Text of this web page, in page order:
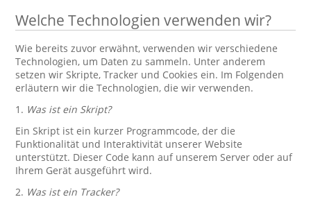
Welche Technologien verwenden wir?
Wie bereits zuvor erwähnt, verwenden wir verschiedene
Technologien, um Daten zu sammeln. Unter anderem
setzen wir Skripte, Tracker und Cookies ein. Im Folgenden
erläutern wir die Technologien, die wir verwenden.
1. Was ist ein Skript?
Ein Skript ist ein kurzer Programmcode, der die
Funktionalität und Interaktivität unserer Website
unterstützt. Dieser Code kann auf unserem Server oder auf
Ihrem Gerät ausgeführt wird.
2. Was ist ein Tracker?